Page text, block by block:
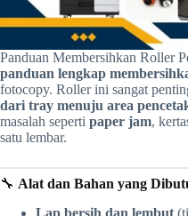
Panduan Membersihkan Roller
panduan lengkap
fotocopy. Roller ini sangat
dari tray menuju area
masalah seperti paper jam,
satu lembar.
🔧 Alat dan Bahan yang
Lap bersih dan lembut